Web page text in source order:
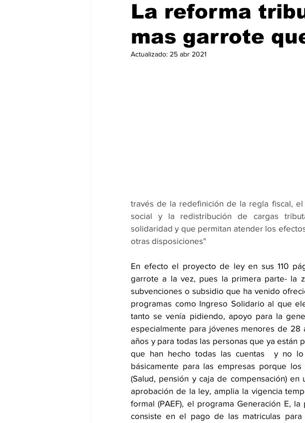
La reforma
mas garrote
Actualizado: 25 abr 2021
través de la redefinición de la regla fiscal,
social y la redistribución de cargas
solidaridad y que permitan atender los
otras disposiciones"
En efecto el proyecto de ley en sus 110
garrote a la vez, pues la primera parte- la
subvenciones o subsidio que ha venido
programas como Ingreso Solidario al que
tanto se venía pidiendo, apoyo para la
especialmente para jóvenes menores de 28
años y para todas las personas que ya están
que han hecho todas las cuentas  y no
básicamente para las empresas porque
(Salud, pensión y caja de compensación)
aprobación de la ley, amplia la vigencia
formal (PAEF), el programa Generación E,
consiste en el pago de las matriculas